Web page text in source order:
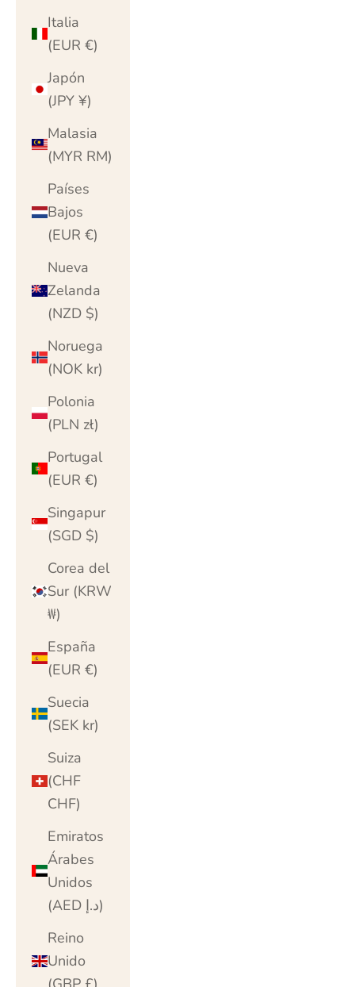
Italia
(EUR €)
Japón
(JPY ¥)
Malasia
(MYR RM)
Países
Bajos
(EUR €)
Nueva
Zelanda
(NZD $)
Noruega
(NOK kr)
Polonia
(PLN zł)
Portugal
(EUR €)
Singapur
(SGD $)
Corea del
Sur (KRW
₩)
España
(EUR €)
Suecia
(SEK kr)
Suiza
(CHF
CHF)
Emiratos
Árabes
Unidos
(AED د.إ)
Reino
Unido